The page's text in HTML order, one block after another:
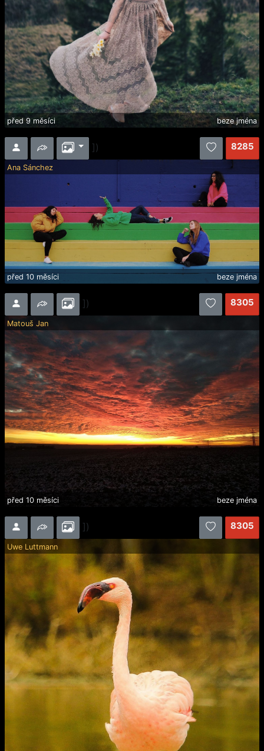
před 9 měsíci beze jména
]) 8285
Ana Sánchez
před 10 měsíci beze jména
]) 8305
Matouš Jan
před 10 měsíci beze jména
]) 8305
Uwe Luttmann